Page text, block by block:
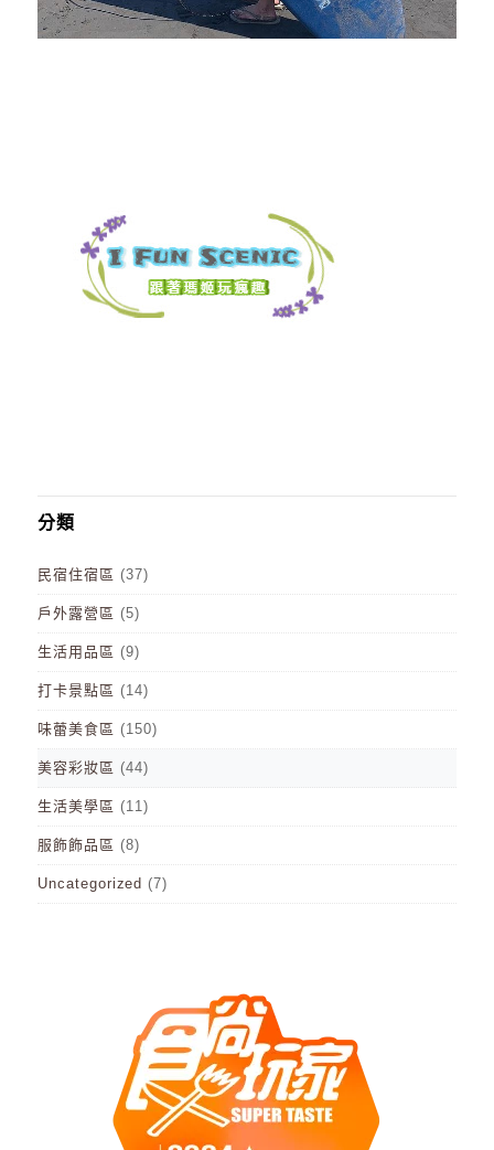
分類
民宿住宿區 (37)
戶外露營區 (5)
生活用品區 (9)
打卡景點區 (14)
味蕾美食區 (150)
美容彩妝區 (44)
生活美學區 (11)
服飾飾品區 (8)
Uncategorized (7)